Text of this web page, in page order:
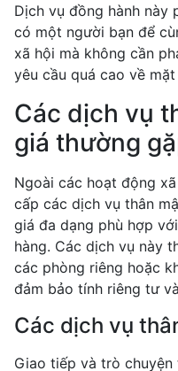
Dịch vụ đồng hành này
có một người bạn để
xã hội mà không cần
yêu cầu quá cao về
Các dịch vụ
giá thường
Ngoài các hoạt động
cấp các dịch vụ thân
giá đa dạng phù hợp
hàng. Các dịch vụ này
các phòng riêng hoặc
đảm bảo tính riêng tư
Các dịch vụ
Giao tiếp và trò chuyện